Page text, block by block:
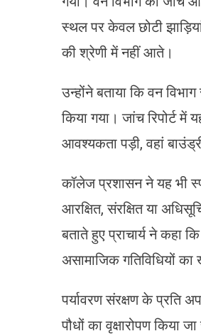
स्थल पर केवल छोटी
की श्रेणी में नहीं आते।
उन्होंने बताया कि वन
किया गया। जांच रिपोर्ट
आवश्यकता पड़ी, वहां
कॉलेज प्रशासन ने यह भी
आरक्षित, संरक्षित या
बताते हुए प्राचार्य ने
असामाजिक गतिविधियों का
पर्यावरण संरक्षण के प्रति
पौधों का वृक्षारोपण किया